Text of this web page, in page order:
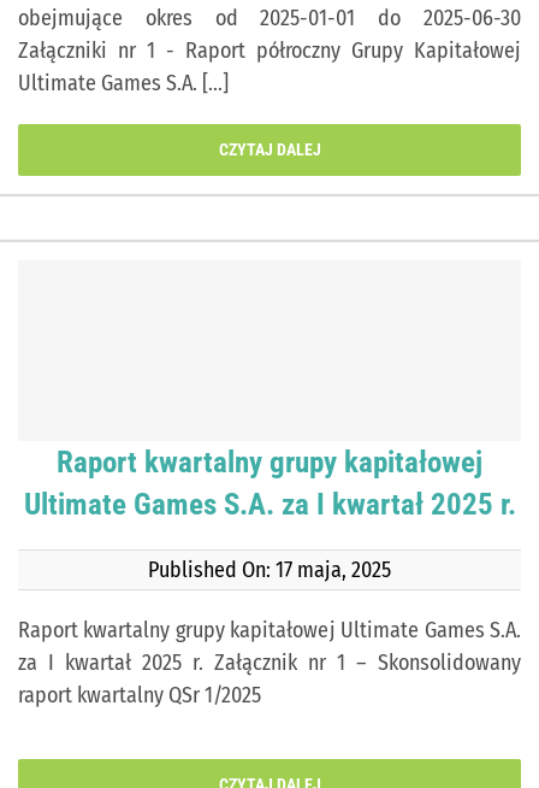
obejmujące okres od 2025-01-01 do 2025-06-30
Załączniki nr 1 - Raport półroczny Grupy Kapitałowej
Ultimate Games S.A. [...]
CZYTAJ DALEJ
Raport kwartalny grupy kapitałowej
Ultimate Games S.A. za I kwartał 2025 r.
Published On: 17 maja, 2025
Raport kwartalny grupy kapitałowej Ultimate Games S.A.
za I kwartał 2025 r. Załącznik nr 1 – Skonsolidowany
raport kwartalny QSr 1/2025